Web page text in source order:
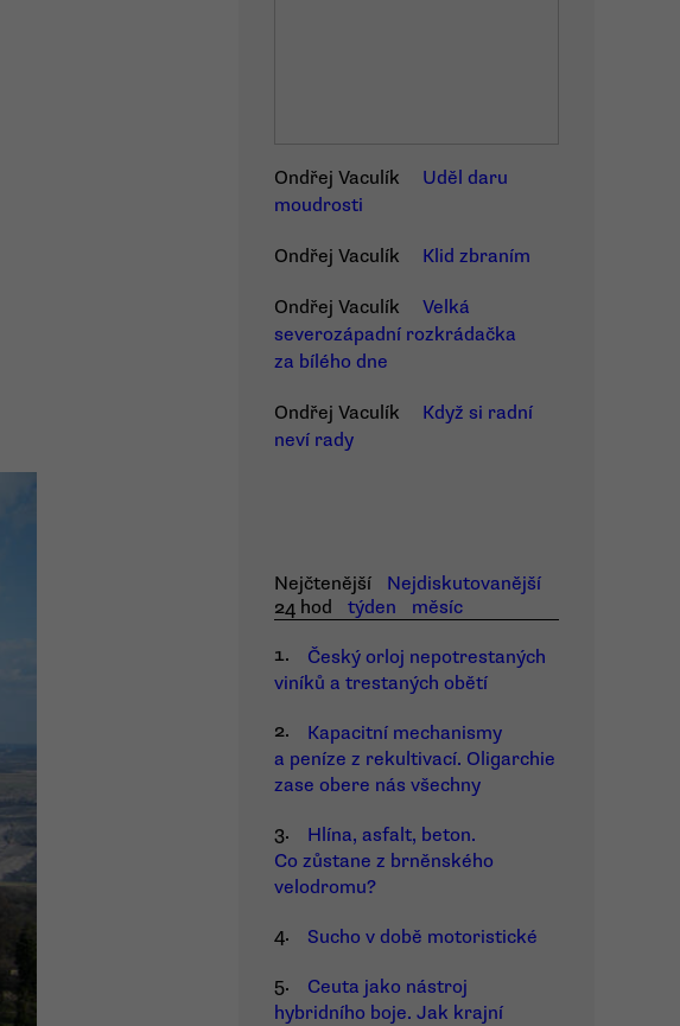
Ondřej Vaculík
Uděl daru
moudrosti
Ondřej Vaculík Klid zbraním
Ondřej Vaculík
Velká
severozápadní rozkrádačka
za bílého dne
Ondřej Vaculík
Když si radní
neví rady
Nejčtenější
Nejdiskutovanější
24 hod
týden
měsíc
1.
Český orloj nepotrestaných
viníků a trestaných obětí
2.
Kapacitní mechanismy
a peníze z rekultivací. Oligarchie
zase obere nás všechny
3.
Hlína, asfalt, beton.
Co zůstane z brněnského
velodromu?
4.
Sucho v době motoristické
5.
Ceuta jako nástroj
hybridního boje. Jak krajní